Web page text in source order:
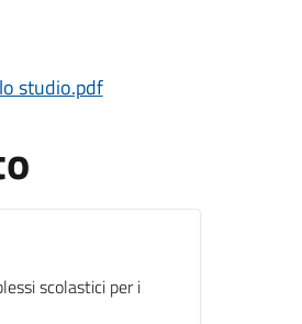
studio.pdf
scolastici per i